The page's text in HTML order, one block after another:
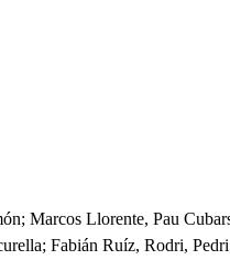
Marcos Llorente, Pau
Fabián Ruíz, Rodri,